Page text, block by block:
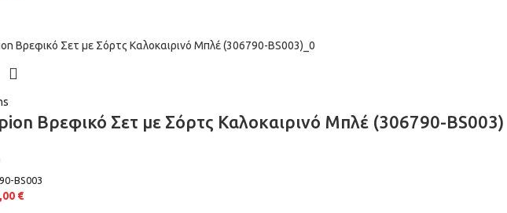
Βρεφικό Σετ με Σόρτς Καλοκαιρινό Μπλέ (306790-BS003)
BS003
€